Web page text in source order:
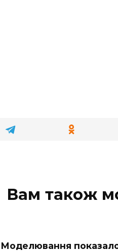
Вам також
Моделювання